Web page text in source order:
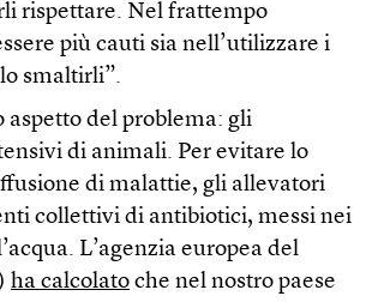
rispettare. Nel frattempo
più cauti sia nell’utilizzare i
smaltirli”.
aspetto del problema: gli
di animali. Per evitare lo
di malattie, gli allevatori
collettivi di antibiotici, messi nei
L’agenzia europea del
ha calcolato che nel nostro paese